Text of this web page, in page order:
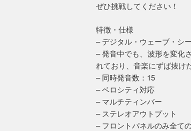
ぜひ挑戦してください！
特徴・仕様
– デジタル・ウェーブ・シ
– 発音中でも、波形を変化
れており、音楽にずば抜け
– 同時発音数：15
– ベロシティ対応
– マルチティンバー
– ステレオアウトプット
– フロントパネルのみ全て